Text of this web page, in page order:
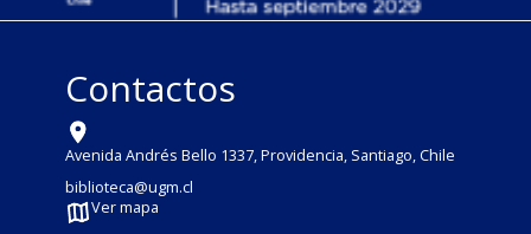
Contactos
Avenida Andrés Bello 1337, Providencia, Santiago, Chile
biblioteca@ugm.cl
Ver mapa